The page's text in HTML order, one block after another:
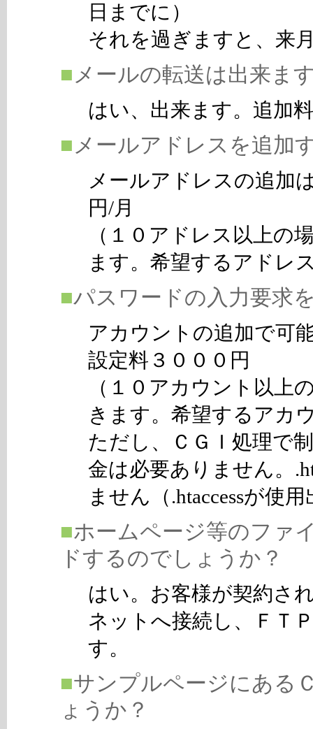
日までに）
それを過ぎますと、来
■メールの転送は出来ま
はい、出来ます。追加
■メールアドレスを追加
メールアドレスの追加
円/月
（１０アドレス以上の
ます。希望するアドレ
■パスワードの入力要求
アカウントの追加で可
設定料３０００円
（１０アカウント以上
きます。希望するアカ
ただし、ＣＧＩ処理で
金は必要ありません。
ません（.htaccessが使
■ホームページ等のファ
ドするのでしょうか？
はい。お客様が契約さ
ネットへ接続し、ＦＴ
す。
■サンプルページにある
ょうか？